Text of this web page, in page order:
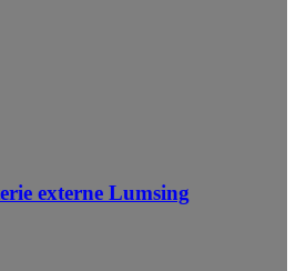
externe Lumsing